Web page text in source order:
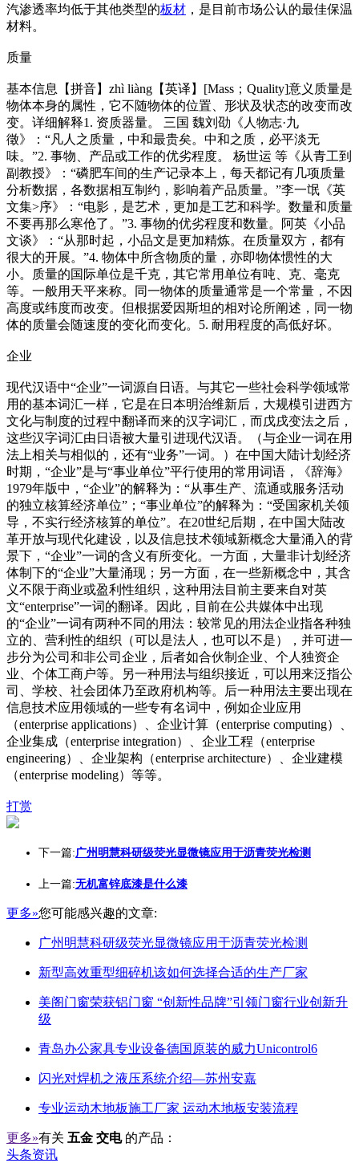
汽渗透率均低于其他类型的板材 ，是目前市场公认的最佳保温
材料。
质量
基本信息【拼音】zhì liàng【英译】[Mass；Quality]意义质量是
物体本身的属性，它不随物体的位置、形状及状态的改变而改
变。详细解释1. 资质器量。 三国 魏刘劭《人物志·九
徵》：“凡人之质量，中和最贵矣。中和之质，必平淡无
味。”2. 事物、产品或工作的优劣程度。 杨世运 等《从青工到
副教授》：“磷肥车间的生产记录本上，每天都记有几项质量
分析数据，各数据相互制约，影响着产品质量。”李一氓《英
文集>序》：“电影，是艺术，更加是工艺和科学。数量和质量
不要再那么寒伧了。”3. 事物的优劣程度和数量。阿英《小品
文谈》：“从那时起，小品文是更加精炼。在质量双方，都有
很大的开展。”4. 物体中所含物质的量，亦即物体惯性的大
小。质量的国际单位是千克，其它常用单位有吨、克、毫克
等。一般用天平来称。同一物体的质量通常是一个常量，不因
高度或纬度而改变。但根据爱因斯坦的相对论所阐述，同一物
体的质量会随速度的变化而变化。5. 耐用程度的高低好坏。
企业
现代汉语中“企业”一词源自日语。与其它一些社会科学领域常
用的基本词汇一样，它是在日本明治维新后，大规模引进西方
文化与制度的过程中翻译而来的汉字词汇，而戊戌变法之后，
这些汉字词汇由日语被大量引进现代汉语。（与企业一词在用
法上相关与相似的，还有“业务”一词。）在中国大陆计划经济
时期，“企业”是与“事业单位”平行使用的常用词语，《辞海》
1979年版中，“企业”的解释为：“从事生产、流通或服务活动
的独立核算经济单位”；“事业单位”的解释为：“受国家机关领
导，不实行经济核算的单位”。在20世纪后期，在中国大陆改
革开放与现代化建设，以及信息技术领域新概念大量涌入的背
景下，“企业”一词的含义有所变化。一方面，大量非计划经济
体制下的“企业”大量涌现；另一方面，在一些新概念中，其含
义不限于商业或盈利性组织，这种用法目前主要来自对英
文“enterprise”一词的翻译。因此，目前在公共媒体中出现
的“企业”一词有两种不同的用法：较常见的用法企业指各种独
立的、营利性的组织（可以是法人，也可以不是），并可进一
步分为公司和非公司企业，后者如合伙制企业、个人独资企
业、个体工商户等。另一种用法与组织接近，可以用来泛指公
司、学校、社会团体乃至政府机构等。后一种用法主要出现在
信息技术应用领域的一些专有名词中，例如企业应用
（enterprise applications）、企业计算（enterprise computing）、
企业集成（enterprise integration）、企业工程（enterprise
engineering）、企业架构（enterprise architecture）、企业建模
（enterprise modeling）等等。
打赏
下一篇:广州明慧科研级荧光显微镜应用于沥青荧光检测
上一篇:无机富锌底漆是什么漆
更多»您可能感兴趣的文章:
广州明慧科研级荧光显微镜应用于沥青荧光检测
新型高效重型细碎机该如何选择合适的生产厂家
美阁门窗荣获铝门窗 “创新性品牌”引领门窗行业创新升
级
青岛办公家具专业设备德国原装的威力Unicontrol6
闪光对焊机之液压系统介绍—苏州安嘉
专业运动木地板施工厂家 运动木地板安装流程
更多»有关 五金 交电 的产品：
头条资讯